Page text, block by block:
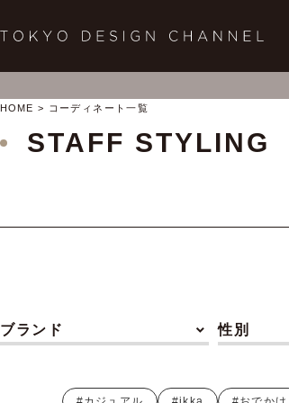
HOME コーディネート一覧
STAFF STYLING
ブランド 性別